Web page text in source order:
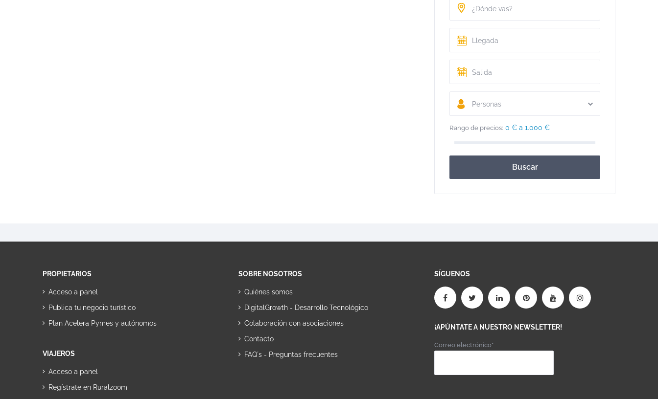
Personas
Rango de precios: 0 € a 1.000 €
Buscar
PROPIETARIOS
Acceso a panel
Publica tu negocio turístico
Plan Acelera Pymes y autónomos
VIAJEROS
Acceso a panel
Regístrate en Ruralzoom
SOBRE NOSOTROS
Quiénes somos
DigitalGrowth - Desarrollo Tecnológico
Colaboración con asociaciones
Contacto
FAQ´s - Preguntas frecuentes
SÍGUENOS
¡APÚNTATE A NUESTRO NEWSLETTER!
Correo electrónico*